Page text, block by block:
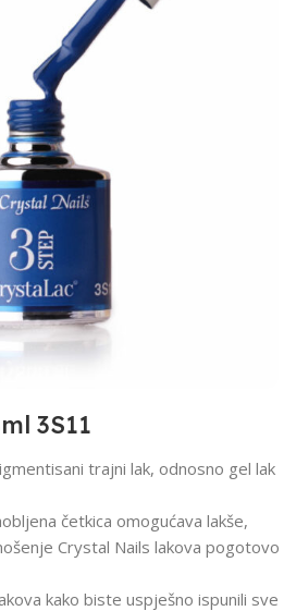
3S11
trajni lak, odnosno gel lak
četkica omogućava lakše,
Crystal Nails lakova pogotovo
kako biste uspješno ispunili sve